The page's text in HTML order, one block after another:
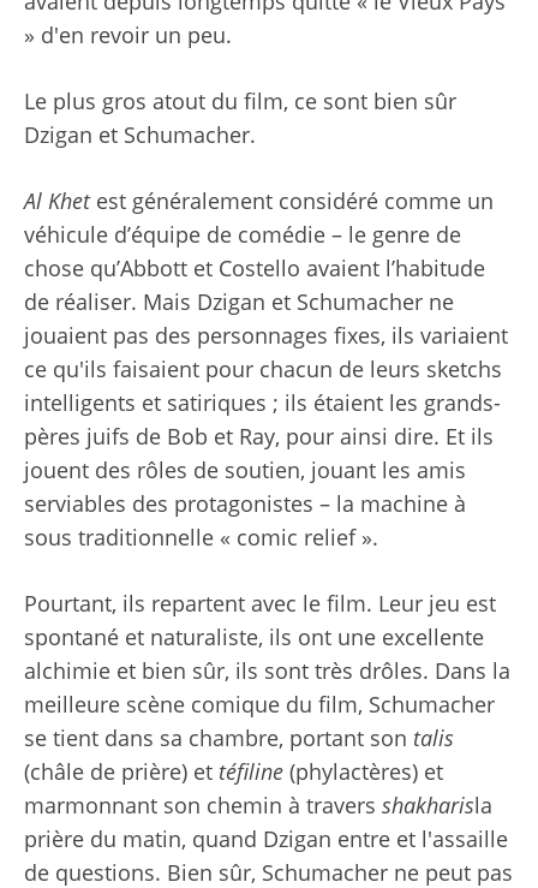
» d'en revoir un peu.
Le plus gros atout du film, ce sont bien sûr
Dzigan et Schumacher.
Al Khetest généralement considéré comme un
véhicule d’équipe de comédie – le genre de
chose qu’Abbott et Costello avaient l’habitude
de réaliser. Mais Dzigan et Schumacher ne
jouaient pas des personnages fixes, ils variaient
ce qu'ils faisaient pour chacun de leurs sketchs
intelligents et satiriques ; ils étaient les grands-
pères juifs de Bob et Ray, pour ainsi dire. Et ils
jouent des rôles de soutien, jouant les amis
serviables des protagonistes – la machine à
sous traditionnelle « comic relief ».
Pourtant, ils repartent avec le film. Leur jeu est
spontané et naturaliste, ils ont une excellente
alchimie et bien sûr, ils sont très drôles. Dans la
meilleure scène comique du film, Schumacher
se tient dans sa chambre, portant son talis
(châle de prière) et téfiline (phylactères) et
marmonnant son chemin à travers shakharisla
prière du matin, quand Dzigan entre et l'assaille
de questions. Bien sûr, Schumacher ne peut pas